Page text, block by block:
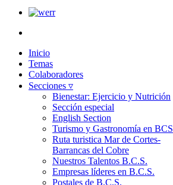
Inicio
Temas
Colaboradores
Secciones ▿
Bienestar: Ejercicio y Nutrición
Sección especial
English Section
Turismo y Gastronomía en BCS
Ruta turistica Mar de Cortes-
Barrancas del Cobre
Nuestros Talentos B.C.S.
Empresas líderes en B.C.S.
Postales de B.C.S.